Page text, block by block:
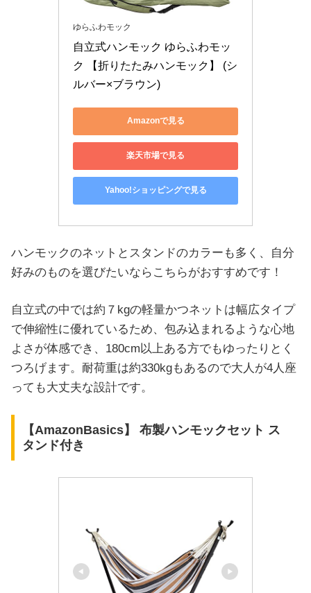
ゆらふわモック
自立式ハンモック ゆらふわモッ
ク 【折りたたみハンモック】 (シ
ルバー×ブラウン)
Amazonで見る
楽天市場で見る
Yahoo!ショッピングで見る
ハンモックのネットとスタンドのカラーも多く、自分
好みのものを選びたいならこちらがおすすめです！
自立式の中では約７kgの軽量かつネットは幅広タイプ
で伸縮性に優れているため、包み込まれるような心地
よさが体感でき、180cm以上ある方でもゆったりとく
つろげます。耐荷重は約330kgもあるので大人が4人座
っても大丈夫な設計です。
【AmazonBasics】 布製ハンモックセット ス
タンド付き